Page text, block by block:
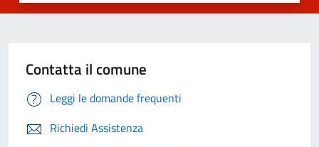
Contatta il comune
Leggi le domande frequenti
Richiedi Assistenza